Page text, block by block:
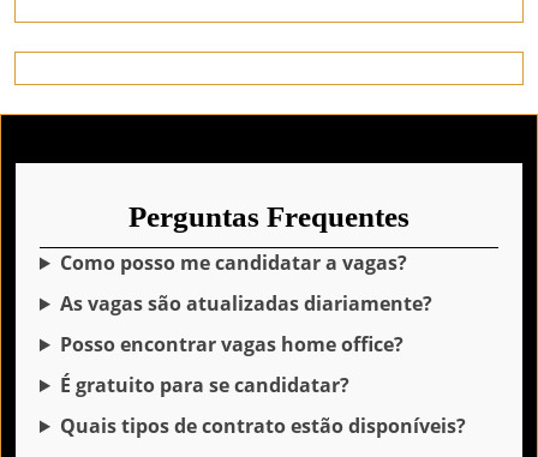
the
home
page
Perguntas Frequentes
Como posso me candidatar a vagas?
As vagas são atualizadas diariamente?
Posso encontrar vagas home office?
É gratuito para se candidatar?
Quais tipos de contrato estão disponíveis?